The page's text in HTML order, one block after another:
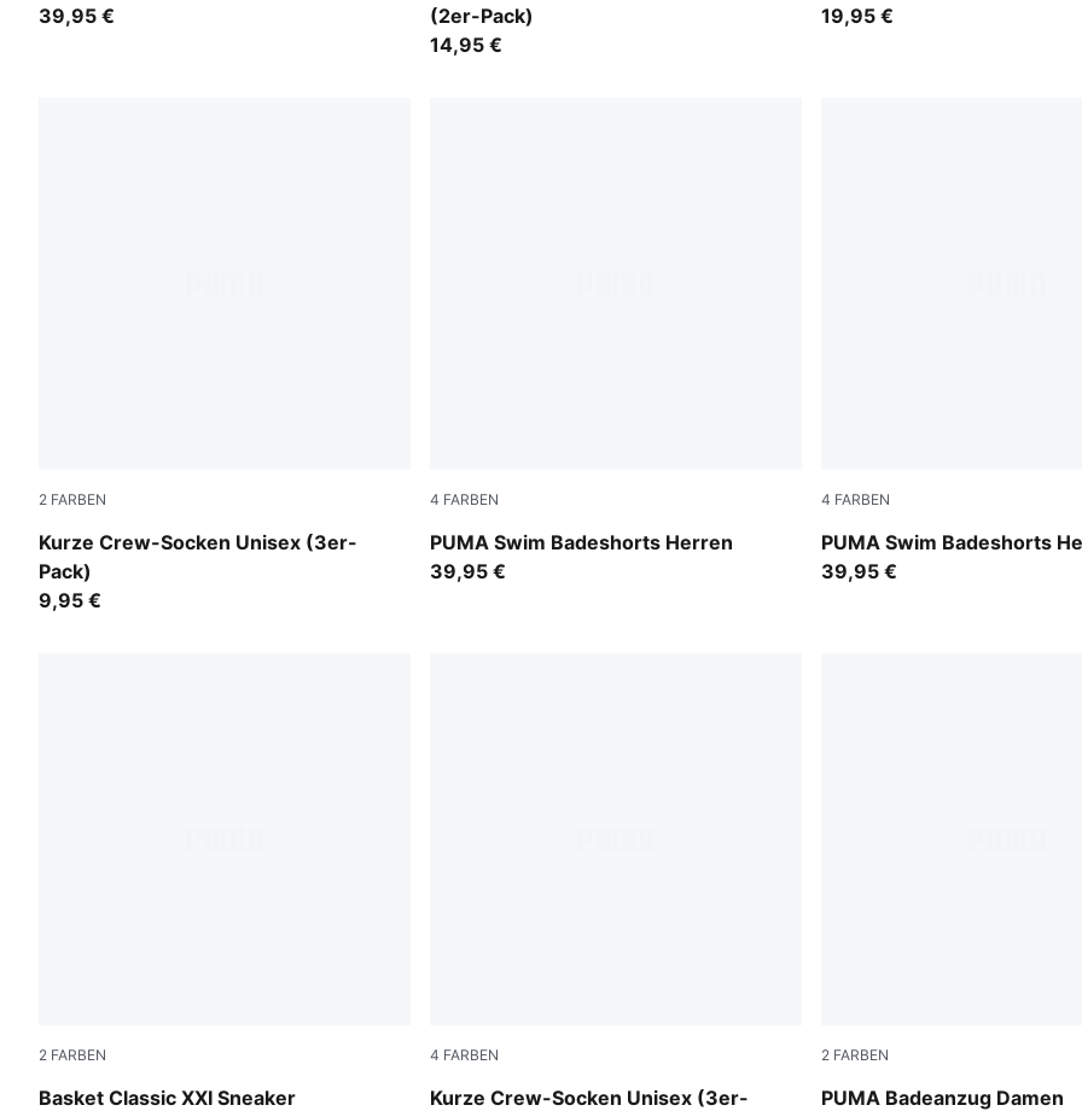
39,95 €
(2er-Pack)
14,95 €
19,95 €
2 FARBEN
Kurze Crew-Socken Unisex (3er-
Pack)
white
9,95 €
4 FARBEN
PUMA Swim Badeshorts Herren
mint
39,95 €
4 FARBEN
PUMA Swim Badeshorts
strong blue
39,95 €
2 FARBEN
Basket Classic XXI Sneaker
PUMA White-PUMA Black
4 FARBEN
Kurze Crew-Socken Unisex (3er-
white-grey-black
2 FARBEN
PUMA Badeanzug Damen
black/white